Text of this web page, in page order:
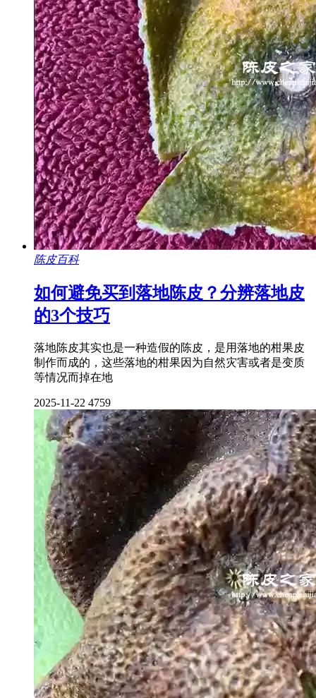
陈皮百科
如何避免买到落地陈皮？分辨落地皮
的3个技巧
落地陈皮其实也是一种造假的陈皮，是用落地的柑果皮
制作而成的，这些落地的柑果因为自然灾害或者是变质
等情况而掉在地
2025-11-22 4759